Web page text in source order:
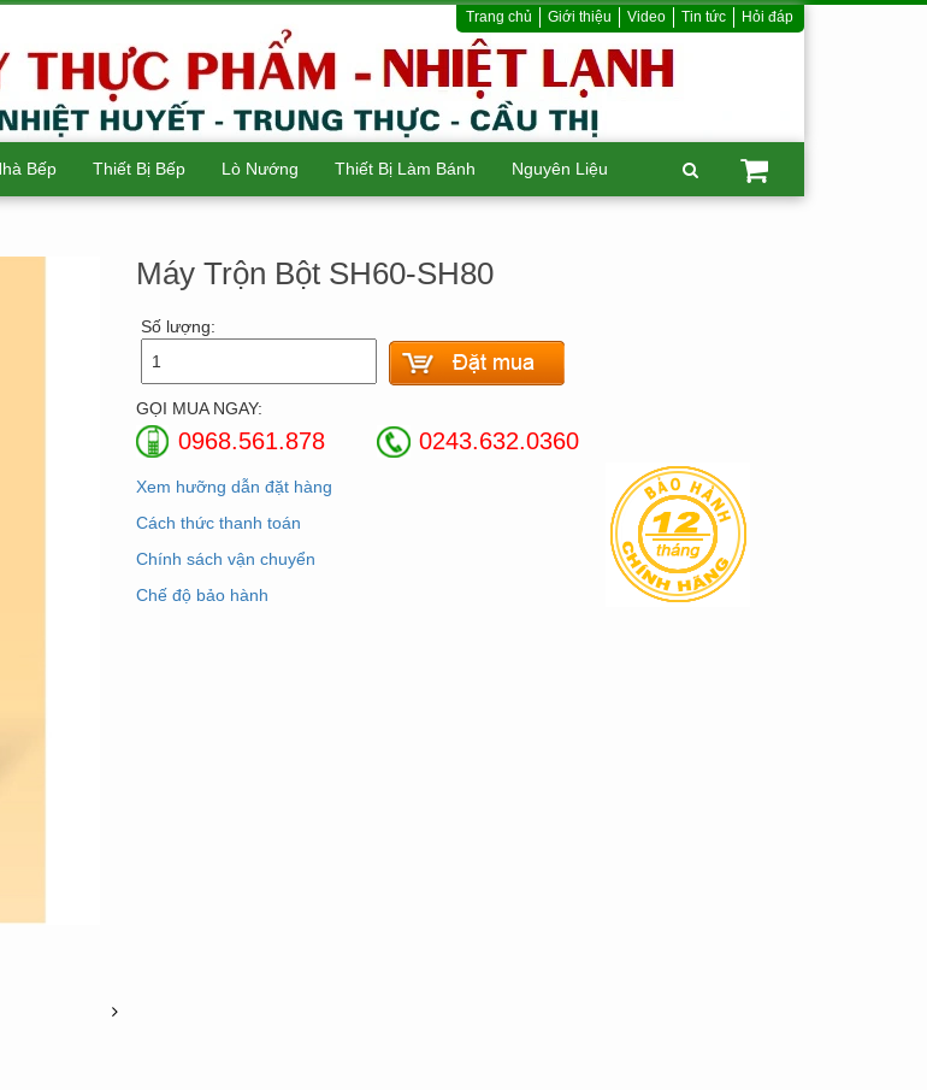
Trang chủ Giới thiệu Video Tin tức Hỏi đáp
Bếp Thiết Bị Bếp Lò Nướng Thiết Bị Làm Bánh Nguyên Liệu
Máy Trộn Bột SH60-SH80
Số lượng:
GỌI MUA NGAY:
0968.561.878 0243.632.0360
Xem hưỡng dẫn đặt hàng
Cách thức thanh toán
Chính sách vận chuyển
Chế độ bảo hành